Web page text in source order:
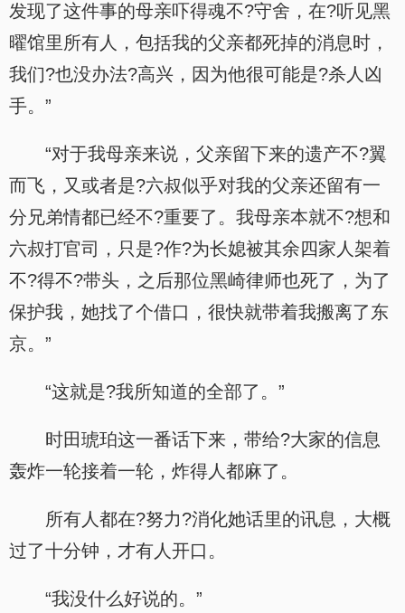
发现了这件事的母亲吓得魂不?守舍，在?听见黑
曜馆里所有人，包括我的父亲都死掉的消息时，
我们?也没办法?高兴，因为他很可能是?杀人凶
手。”
“对于我母亲来说，父亲留下来的遗产不?翼
而飞，又或者是?六叔似乎对我的父亲还留有一
分兄弟情都已经不?重要了。我母亲本就不?想和
六叔打官司，只是?作?为长媳被其余四家人架着
不?得不?带头，之后那位黑崎律师也死了，为了
保护我，她找了个借口，很快就带着我搬离了东
京。”
“这就是?我所知道的全部了。”
时田琥珀这一番话下来，带给?大家的信息
轰炸一轮接着一轮，炸得人都麻了。
所有人都在?努力?消化她话里的讯息，大概
过了十分钟，才有人开口。
“我没什么好说的。”